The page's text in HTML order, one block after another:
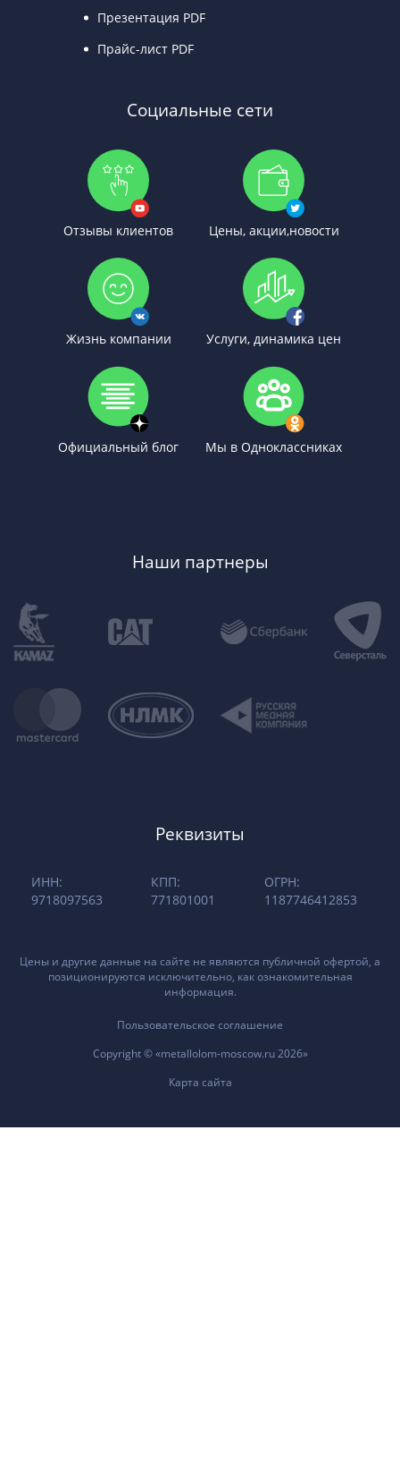
Презентация PDF
Прайс-лист PDF
Социальные сети
Отзывы клиентов Цены, акции,новости
Жизнь компании Услуги, динамика цен
Официальный блог Мы в Одноклассниках
Наши партнеры
Реквизиты
ИНН:
9718097563
КПП:
771801001
ОГРН:
1187746412853
Цены и другие данные на сайте не являются публичной офертой, а
позиционируются исключительно, как ознакомительная
информация.
Пользовательское соглашение
Copyright © «metallolom-moscow.ru 2026»
Карта сайта